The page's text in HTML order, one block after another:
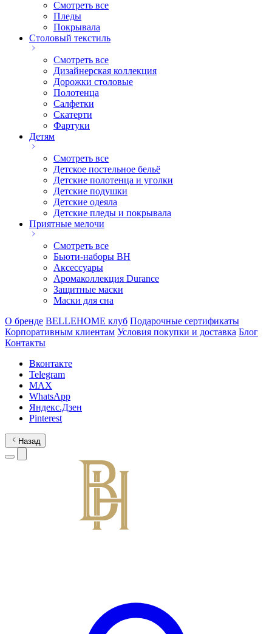
Смотреть все
Пледы
Покрывала
Столовый текстиль
Смотреть все
Дизайнерская коллекция
Дорожки столовые
Полотенца
Салфетки
Скатерти
Фартуки
Детям
Смотреть все
Детское постельное бельё
Детские полотенца и уголки
Детские подушки
Детские одеяла
Детские пледы и покрывала
Приятные мелочи
Смотреть все
Бьюти-наборы ВН
Аксессуары
Аромаколлекция Durance
Защитные маски
Маски для сна
О бренде BELLEHOME клуб Подарочные сертификаты
Корпоративным клиентам Условия покупки и доставка Блог
Контакты
Вконтакте
Telegram
MAX
WhatsApp
Яндекс.Дзен
Pinterest
Назад